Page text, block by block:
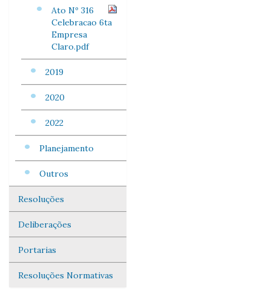
Ato Nº 316
Celebracao 6ta
Empresa
Claro.pdf
2019
2020
2022
Planejamento
Outros
Resoluções
Deliberações
Portarias
Resoluções Normativas